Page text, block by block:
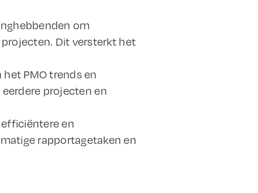
om
Dit versterkt het
PMO trends en
projecten en
efficiëntere en
rapportagetaken en